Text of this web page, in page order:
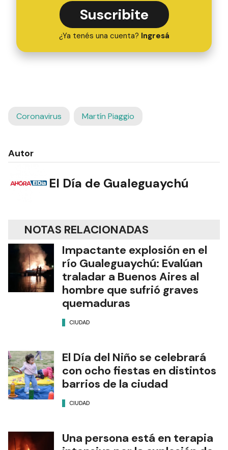
Suscribite
¿Ya tenés una cuenta? Ingresá
Coronavirus Martín Piaggio
Autor
El Día de Gualeguaychú
NOTAS RELACIONADAS
Impactante explosión en el
río Gualeguaychú: Evalúan
traladar a Buenos Aires al
hombre que sufrió graves
quemaduras
CIUDAD
El Día del Niño se celebrará
con ocho fiestas en distintos
barrios de la ciudad
CIUDAD
Una persona está en terapia